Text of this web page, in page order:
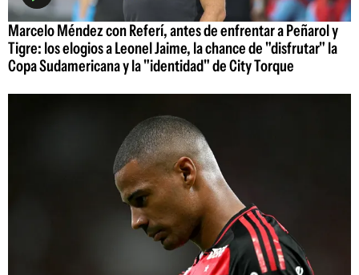
Marcelo Méndez con Referí, antes de enfrentar a Peñarol y
Tigre: los elogios a Leonel Jaime, la chance de "disfrutar" la
Copa Sudamericana y la "identidad" de City Torque